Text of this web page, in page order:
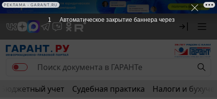
РЕКЛАМА
Бюджетный учет Судебная практика Налоги и
1 Автоматическое закрытие баннера через
РЕКЛАМА • GARANT.RU